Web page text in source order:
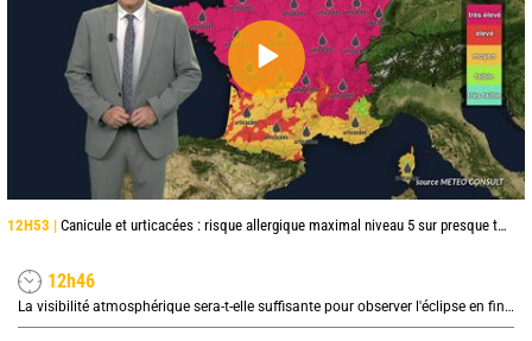
12H53 | Canicule et urticacées : risque allergique maximal niveau 5 sur presque toute la France lundi
12h46
La visibilité atmosphérique sera-t-elle suffisante pour observer l'éclipse en fin de journée ?